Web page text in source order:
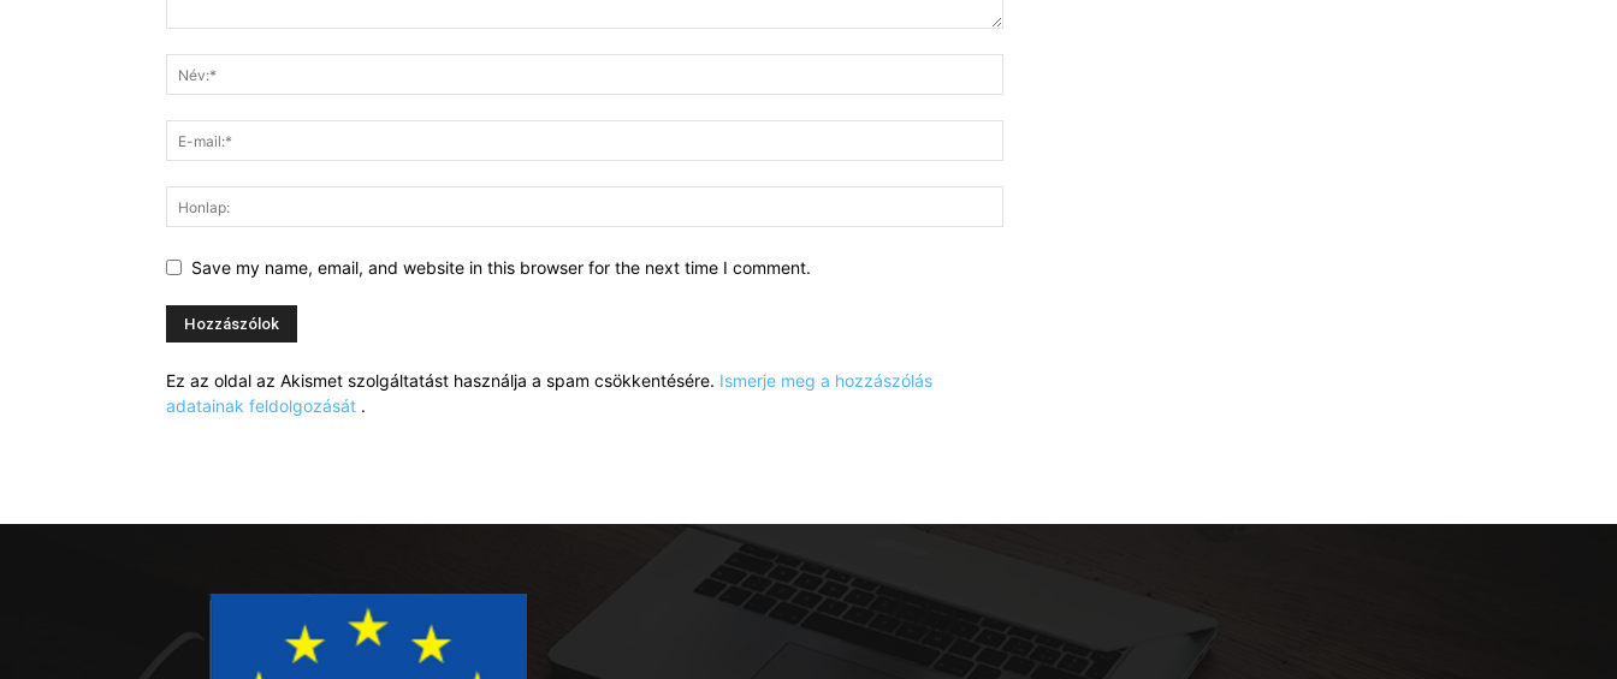
Save my name, email, and website in this browser for the next time I comment.
Ez az oldal az Akismet szolgáltatást használja a spam csökkentésére. Ismerje meg a hozzászólás
adatainak feldolgozását .